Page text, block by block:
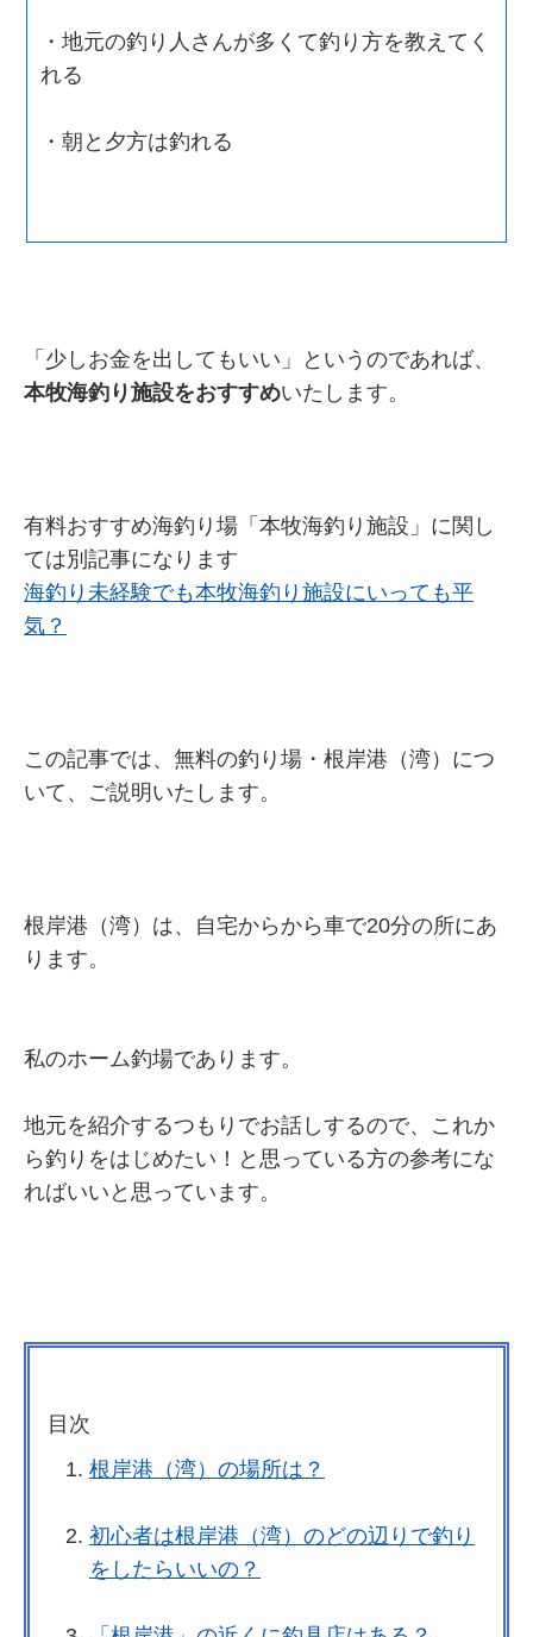
・地元の釣り人さんが多くて釣り方を教えてく
れる
・朝と夕方は釣れる
「少しお金を出してもいい」というのであれば、
本牧海釣り施設をおすすめいたします。
有料おすすめ海釣り場「本牧海釣り施設」に関し
ては別記事になります
海釣り未経験でも本牧海釣り施設にいっても平
気？
この記事では、無料の釣り場・根岸港（湾）につ
いて、ご説明いたします。
根岸港（湾）は、自宅からから車で20分の所にあ
ります。
私のホーム釣場であります。
地元を紹介するつもりでお話しするので、これか
ら釣りをはじめたい！と思っている方の参考にな
ればいいと思っています。
目次
根岸港（湾）の場所は？
初心者は根岸港（湾）のどの辺りで釣り
をしたらいいの？